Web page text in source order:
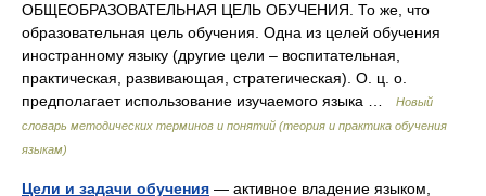
ОБЩЕОБРАЗОВАТЕЛЬНАЯ ЦЕЛЬ ОБУЧЕНИЯ. То же, что
образовательная цель обучения. Одна из целей обучения
иностранному языку (другие цели – воспитательная,
практическая, развивающая, стратегическая). О. ц. о.
предполагает использование изучаемого языка …
Новый
словарь методических терминов и понятий (теория и практика обучения
языкам)
Цели и задачи обучения — активное владение языком,